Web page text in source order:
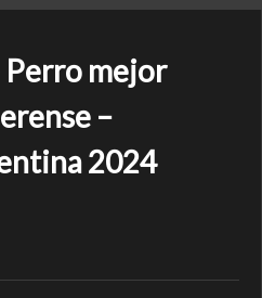
Perro mejor
–
2024